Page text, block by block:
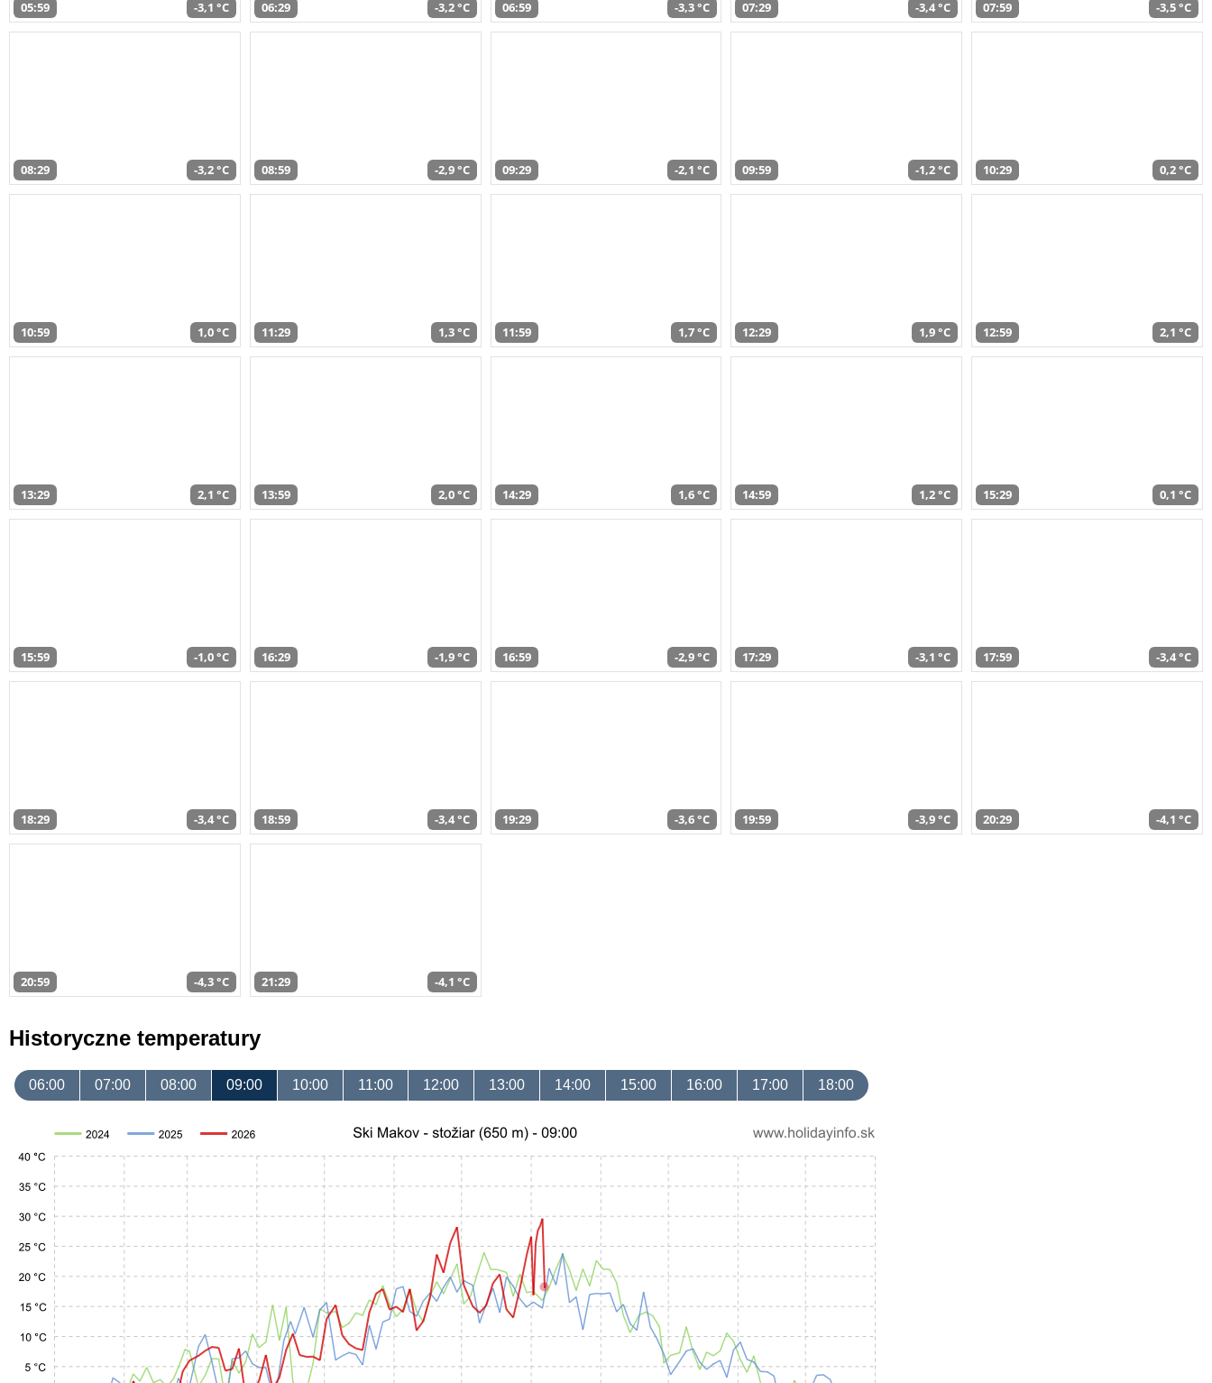
05:59 -3,1 °C 06:29 -3,2 °C 06:59 -3,3 °C 07:29 -3,4 °C 07:59 -3,5 °C
08:29 -3,2 °C 08:59 -2,9 °C 09:29 -2,1 °C 09:59 -1,2 °C 10:29 0,2 °C
10:59 1,0 °C 11:29 1,3 °C 11:59 1,7 °C 12:29 1,9 °C 12:59 2,1 °C
13:29 2,1 °C 13:59 2,0 °C 14:29 1,6 °C 14:59 1,2 °C 15:29 0,1 °C
15:59 -1,0 °C 16:29 -1,9 °C 16:59 -2,9 °C 17:29 -3,1 °C 17:59 -3,4 °C
18:29 -3,4 °C 18:59 -3,4 °C 19:29 -3,6 °C 19:59 -3,9 °C 20:29 -4,1 °C
20:59 -4,3 °C 21:29 -4,1 °C
Historyczne temperatury
06:00 07:00 08:00 09:00 10:00 11:00 12:00 13:00 14:00 15:00 16:00 17:00 18:00